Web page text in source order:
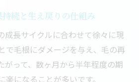
続と生え戻りの仕組み
成長サイクルに合わせて徐々に現
で毛根にダメージを与え、毛の再
がって、数ヶ月から半年程度の期
になることが多いです。